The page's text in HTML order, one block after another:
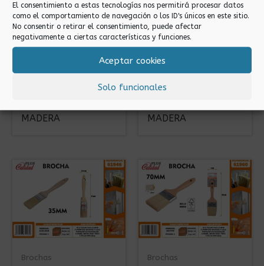
El consentimiento a estas tecnologías nos permitirá procesar datos
como el comportamiento de navegación o los ID's únicos en este sitio.
No consentir o retirar el consentimiento, puede afectar
negativamente a ciertas características y funciones.
Aceptar cookies
Solo funcionales
MADERA
MADERA
Brochas Brochas